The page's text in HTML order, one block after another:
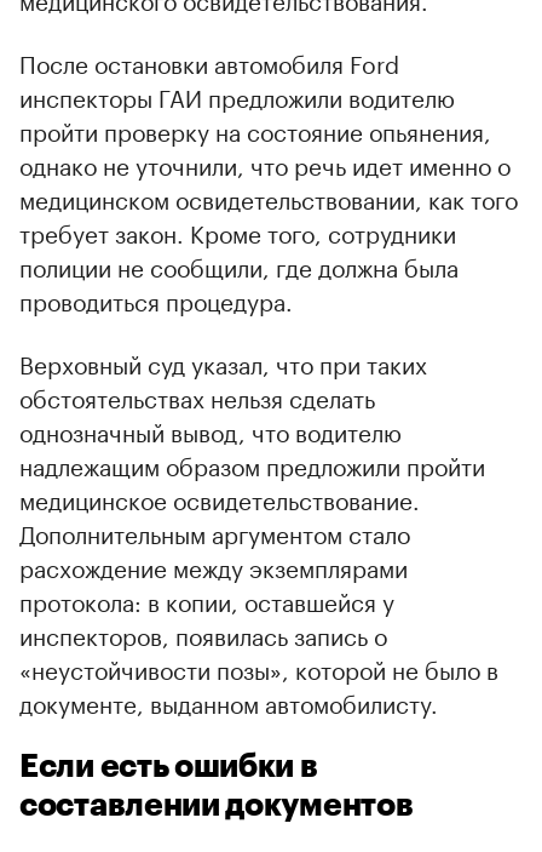
После остановки автомобиля Ford
инспекторы ГАИ предложили водителю
пройти проверку на состояние опьянения,
однако не уточнили, что речь идет именно о
медицинском освидетельствовании, как того
требует закон. Кроме того, сотрудники
полиции не сообщили, где должна была
проводиться процедура.
Верховный суд указал, что при таких
обстоятельствах нельзя сделать
однозначный вывод, что водителю
надлежащим образом предложили пройти
медицинское освидетельствование.
Дополнительным аргументом стало
расхождение между экземплярами
протокола: в копии, оставшейся у
инспекторов, появилась запись о
«неустойчивости позы», которой не было в
документе, выданном автомобилисту.
Если есть ошибки в
составлении документов